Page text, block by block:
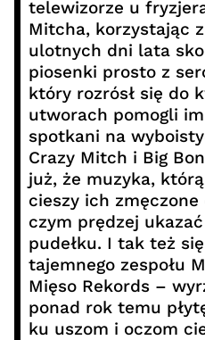
telewizorze u
Mitcha, korzystając
ulotnych dni lata
piosenki prosto z
który rozrósł się do
utworach pomogli
spotkani na
Crazy Mitch i Big
już, że muzyka,
cieszy ich
czym prędzej
pudełku. I tak też
tajemnego zespołu
Mięso Rekords –
ponad rok temu
ku uszom i oczom